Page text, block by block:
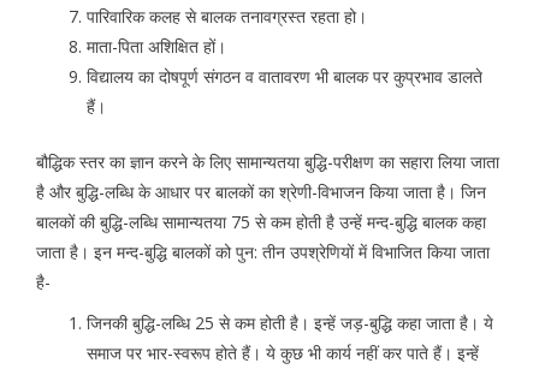
पारिवारिक कलह से बालक तनावग्रस्त रहता हो।
माता-पिता अशिक्षित हों।
विद्यालय का दोषपूर्ण संगठन व वातावरण भी बालक पर कुप्रभाव डालते
हैं।
बौद्धिक स्तर का ज्ञान करने के लिए सामान्यतया बुद्धि-परीक्षण का सहारा लिया जाता
है और बुद्धि-लब्धि के आधार पर बालकों का श्रेणी-विभाजन किया जाता है। जिन
बालकों की बुद्धि-लब्धि सामान्यतया 75 से कम होती है उन्हें मन्द-बुद्धि बालक कहा
जाता है। इन मन्द-बुद्धि बालकों को पुन: तीन उपश्रेणियों में विभाजित किया जाता
है-
जिनकी बुद्धि-लब्धि 25 से कम होती है। इन्हें जड़-बुद्धि कहा जाता है। ये
समाज पर भार-स्वरूप होते हैं। ये कुछ भी कार्य नहीं कर पाते हैं। इन्हें